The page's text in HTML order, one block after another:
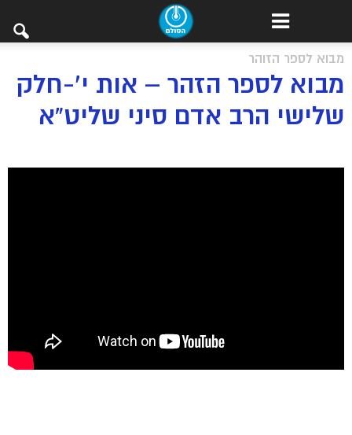
מבוא לספר הזוהר
מבוא לספר הזהר – אות י’-חלק
שלישי הרב אדם סיני שליט”א